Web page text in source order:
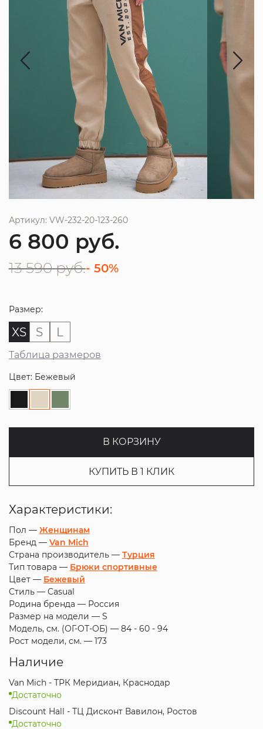
Артикул: VW-232-20-123-260
6 800 руб.
13 590 руб.- 50%
Размер:
XS S L
Таблица размеров
Цвет: Бежевый
В КОРЗИНУ
КУПИТЬ В 1 КЛИК
Характеристики:
Пол — Женщинам
Бренд — Van Mich
Страна производитель — Турция
Тип товара — Брюки спортивные
Цвет — Бежевый
Стиль — Casual
Родина бренда — Россия
Размер на модели — S
Модель, см. (ОГ-ОТ-ОБ) — 84 - 60 - 94
Рост модели, см. — 173
Наличие
Van Mich - ТРК Меридиан, Краснодар
Достаточно
Discount Hall - ТЦ Дисконт Вавилон, Ростов
Достаточно